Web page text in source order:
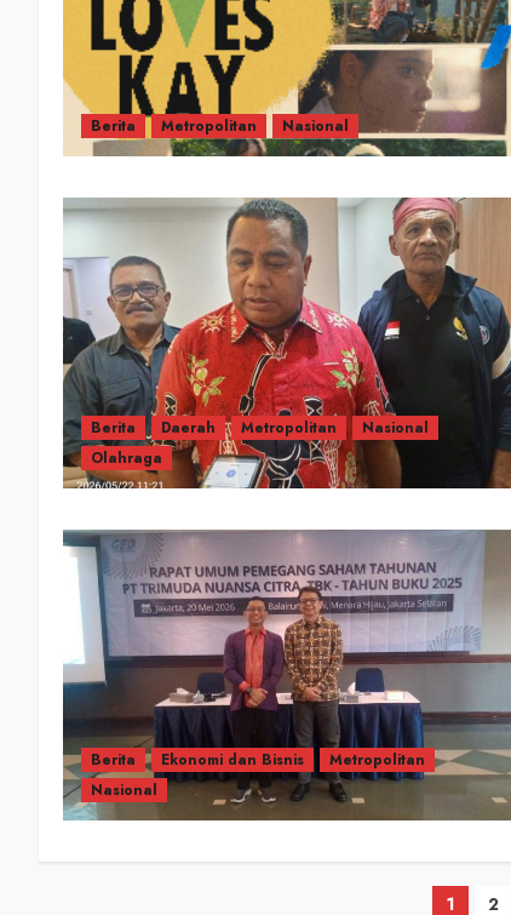
Berita Metropolitan Nasional
Berita Daerah Metropolitan
Nasional
Olahraga
Berita Ekonomi dan Bisnis
Metropolitan
Nasional
1 2